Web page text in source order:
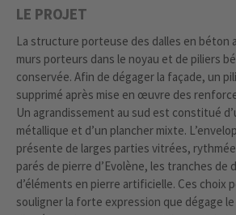
LE PROJET
La structure porteuse des dalles en béton
murs porteurs dans le noyau et de piliers
conservée. Afin de dégager la façade, un
supprimé après mise en œuvre des
Un agrandissement au sud est constitué
métallique et d’un plancher mixte.
présente de larges parties vitrées,
parés de pierre d’Evolène, les tranches de
d’éléments en pierre artificielle. Ces choix
souligner la forte expression que dégage